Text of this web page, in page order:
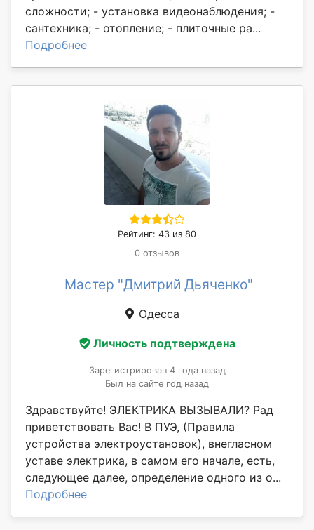
сложности; - установка видеонаблюдения; -
сантехника; - отопление; - плиточные ра...
Подробнее
Рейтинг: 43 из 80
0 отзывов
Мастер "Дмитрий Дьяченко"
Одесса
Личность подтверждена
Зарегистрирован 4 года назад
Был на сайте год назад
Здравствуйте! ЭЛЕКТРИКА ВЫЗЫВАЛИ? Рад
приветствовать Вас! В ПУЭ, (Правила
устройства электроустановок), внегласном
уставе электрика, в самом его начале, есть,
следующее далее, определение одного из о...
Подробнее